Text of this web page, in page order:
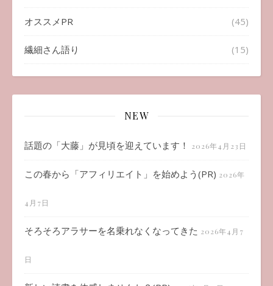
オススメPR (45)
繊細さん語り (15)
NEW
話題の「大藤」が見頃を迎えています！ 2026年4月23日
この春から「アフィリエイト」を始めよう(PR) 2026年
4月7日
そろそろアラサーを名乗れなくなってきた 2026年4月7
日